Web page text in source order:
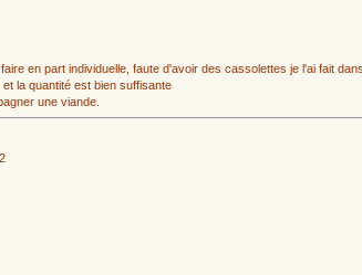
en part individuelle, faute d'avoir des cassolettes je l'ai fait dans
la quantité est bien suffisante
une viande.